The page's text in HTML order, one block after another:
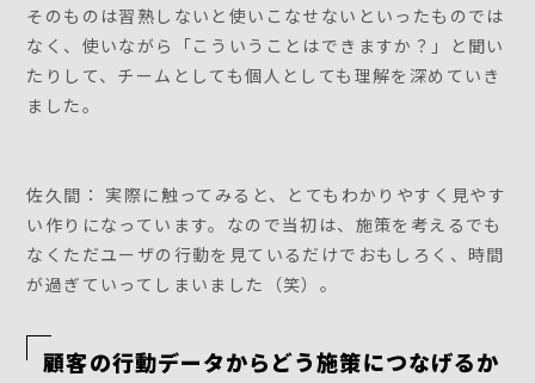
そのものは習熟しないと使いこなせないといったものでは
なく、使いながら「こういうことはできますか？」と聞い
たりして、チームとしても個人としても理解を深めていき
ました。
佐久間： 実際に触ってみると、とてもわかりやすく見やす
い作りになっています。なので当初は、施策を考えるでも
なくただユーザの行動を見ているだけでおもしろく、時間
が過ぎていってしまいました（笑）。
顧客の行動データからどう施策につなげるか